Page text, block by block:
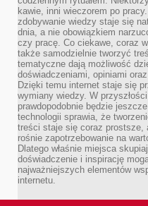
kawie, inni wieczorem po
zdobywanie wiedzy staje się
dnia, a nie obowiązkiem
czy pracę. Co ciekawe, coraz
także samodzielnie tworzyć
tematyczne dają możliwość
doświadczeniami, opiniami
Dzięki temu internet staje się
wymiany wiedzy. W
prawdopodobnie będzie
technologii sprawia, że
treści staje się coraz prostsze,
rośnie zapotrzebowanie na
Dlatego właśnie miejsca
doświadczenie i inspirację
najważniejszych elementów
internetu.